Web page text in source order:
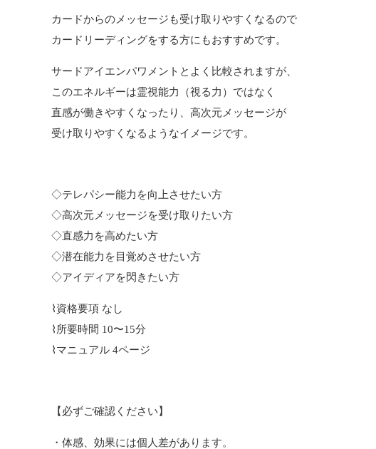
カードからのメッセージも受け取りやすくなるので
カードリーディングをする方にもおすすめです。
サードアイエンパワメントとよく比較されますが、
このエネルギーは霊視能力（視る力）ではなく
直感が働きやすくなったり、高次元メッセージが
受け取りやすくなるようなイメージです。
◇テレパシー能力を向上させたい方
◇高次元メッセージを受け取りたい方
◇直感力を高めたい方
◇潜在能力を目覚めさせたい方
◇アイディアを閃きたい方
⌇資格要項 なし
⌇所要時間 10〜15分
⌇マニュアル 4ページ
【必ずご確認ください】
・体感、効果には個人差があります。